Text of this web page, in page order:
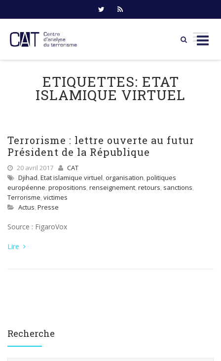
ETIQUETTES: ETAT
ISLAMIQUE VIRTUEL
Terrorisme : lettre ouverte au futur
Président de la République
20 avril 2017
CAT
Djihad, Etat islamique virtuel, organisation, politiques
européenne, propositions, renseignement, retours, sanctions,
Terrorisme, victimes
Actus, Presse
Source : FigaroVox
Lire
Recherche